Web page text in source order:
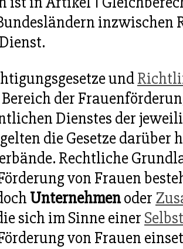
inzwischen
und
der
Dienstes der
die Gesetze darüber
Rechtliche
von Frauen
Unternehmenoder
sich im Sinne einer
von Frauen